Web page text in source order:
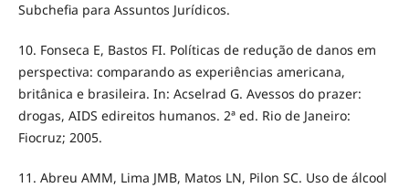
Subchefia para Assuntos Jurídicos.
10. Fonseca E, Bastos FI. Políticas de redução de danos em
perspectiva: comparando as experiências americana,
britânica e brasileira. In: Acselrad G. Avessos do prazer:
drogas, AIDS edireitos humanos. 2ª ed. Rio de Janeiro:
Fiocruz; 2005.
11. Abreu AMM, Lima JMB, Matos LN, Pilon SC. Uso de álcool